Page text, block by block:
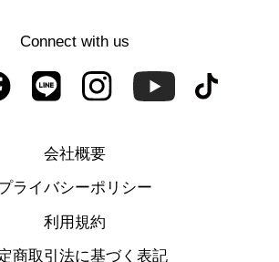
Connect with us
会社概要
ライバシーポリシー
利用規約
商取引法に基づく表記